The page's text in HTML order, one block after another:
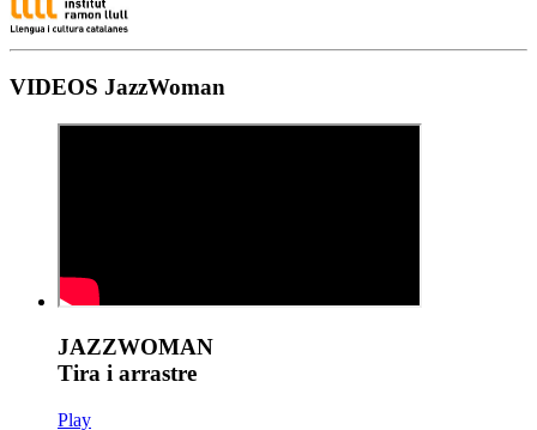
VIDEOS JazzWoman
JAZZWOMAN
Tira i arrastre
Play